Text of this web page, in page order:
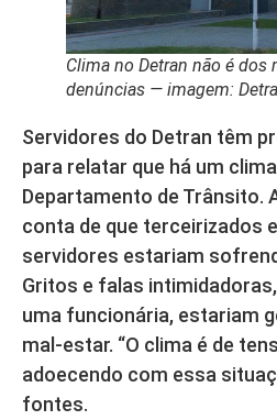
Clima no Detran não é dos
denúncias — imagem:
Servidores do Detran têm
para relatar que há um
Departamento de Trânsito.
conta de que terceirizados
servidores estariam
Gritos e falas
uma funcionária, estariam
mal-estar. “O clima é de
adoecendo com essa
fontes.